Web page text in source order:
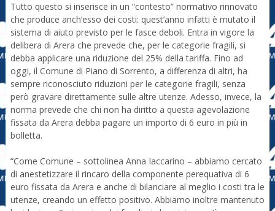
Tutto questo si inserisce in un “contesto” normativo rinnovato
che produce anch’esso dei costi: quest’anno infatti è mutato il
sistema di aiuto previsto per le fasce deboli. Entra in vigore la
delibera di Arera che prevede che, per le categorie fragili, si
debba applicare una riduzione del 25% della tariffa. Fino ad
oggi, il Comune di Piano di Sorrento, a differenza di altri, ha
sempre riconosciuto riduzioni per le categorie fragili, senza
però gravare direttamente sulle altre utenze. Adesso, invece, la
norma prevede che chi non ha diritto a questa agevolazione
fissata da Arera debba pagare un importo di 6 euro in più in
bolletta.
“Come Comune – sottolinea Anna Iaccarino – abbiamo cercato
di anestetizzare il rincaro della componente perequativa di 6
euro fissata da Arera e anche di bilanciare al meglio i costi tra le
utenze, creando un effetto positivo. Abbiamo inoltre mantenuto